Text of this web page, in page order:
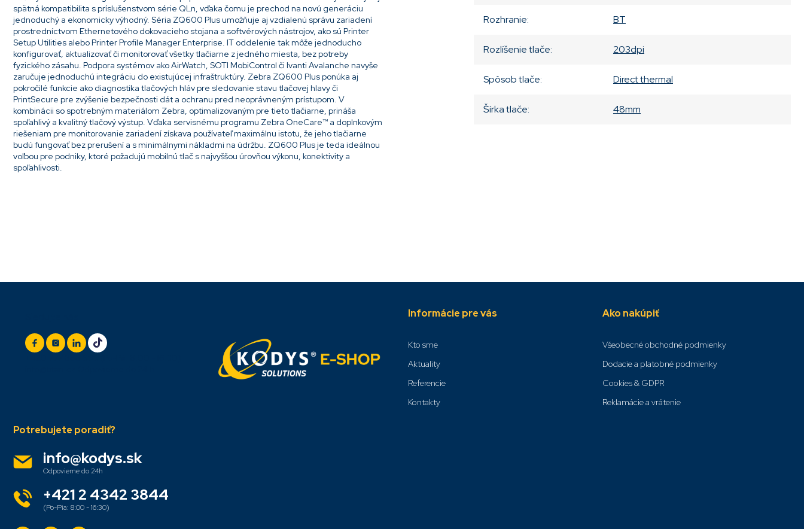
spätná kompatibilita s príslušenstvom série QLn, vďaka čomu je prechod na novú generáciu
jednoduchý a ekonomicky výhodný. Séria ZQ600 Plus umožňuje aj vzdialenú správu zariadení
prostredníctvom Ethernetového dokovacieho stojana a softvérových nástrojov, ako sú Printer
Setup Utilities alebo Printer Profile Manager Enterprise. IT oddelenie tak môže jednoducho
konfigurovať, aktualizovať či monitorovať všetky tlačiarne z jedného miesta, bez potreby
fyzického zásahu. Podpora systémov ako AirWatch, SOTI MobiControl či Ivanti Avalanche navyše
zaručuje jednoduchú integráciu do existujúcej infraštruktúry. Zebra ZQ600 Plus ponúka aj
pokročilé funkcie ako diagnostika tlačových hláv pre sledovanie stavu tlačovej hlavy či
PrintSecure pre zvýšenie bezpečnosti dát a ochranu pred neoprávneným prístupom. V
kombinácii so spotrebným materiálom Zebra, optimalizovaným pre tieto tlačiarne, prináša
spoľahlivý a kvalitný tlačový výstup. Vďaka servisnému programu Zebra OneCare™ a doplnkovým
riešeniam pre monitorovanie zariadení získava používateľ maximálnu istotu, že jeho tlačiarne
budú fungovať bez prerušení a s minimálnymi nákladmi na údržbu. ZQ600 Plus je teda ideálnou
voľbou pre podniky, ktoré požadujú mobilnú tlač s najvyššou úrovňou výkonu, konektivity a
spoľahlivosti.
Rozhranie: BT
Rozlíšenie tlače: 203dpi
Spôsob tlače: Direct thermal
Šírka tlače: 48mm
Informácie pre vás
Kto sme
Aktuality
Referencie
Kontakty
Ako nakúpiť
Všeobecné obchodné podmienky
Dodacie a platobné podmienky
Cookies & GDPR
Reklamácie a vrátenie
info@kodys.sk
+421 2 4342 3844